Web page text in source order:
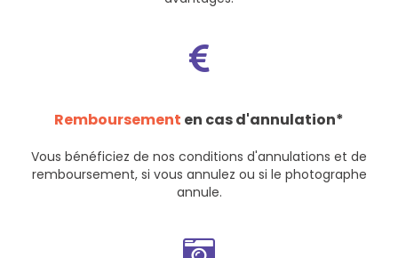
Remboursement en cas d'annulation*
Vous bénéficiez de nos conditions d'annulations et de
remboursement, si vous annulez ou si le photographe
annule.